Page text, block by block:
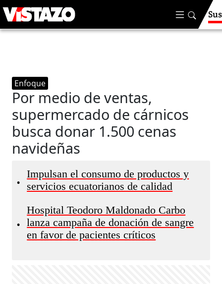
Enfoque
Por medio de ventas,
supermercado de cárnicos
busca donar 1.500 cenas
navideñas
•
Impulsan el consumo de productos y
servicios ecuatorianos de calidad
•
Hospital Teodoro Maldonado Carbo
lanza campaña de donación de sangre
en favor de pacientes críticos